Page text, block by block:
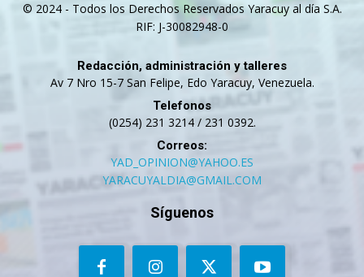
© 2024 - Todos los Derechos Reservados Yaracuy al día S.A.
RIF: J-30082948-0
Redacción, administración y talleres
Av 7 Nro 15-7 San Felipe, Edo Yaracuy, Venezuela.
Telefonos
(0254) 231 3214 / 231 0392.
Correos:
YAD_OPINION@YAHOO.ES
YARACUYALDIA@GMAIL.COM
Síguenos